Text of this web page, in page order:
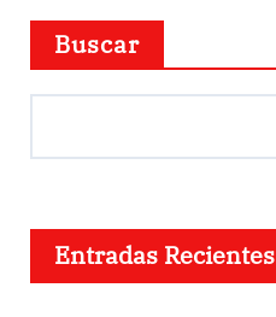
Buscar
Entradas Recientes